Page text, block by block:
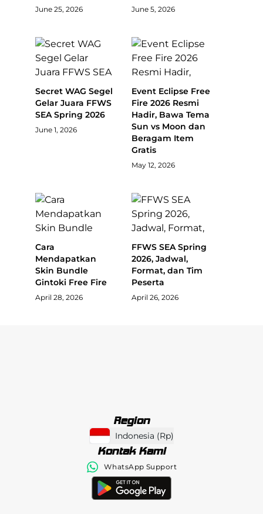
June 25, 2026 June 5, 2026
Secret WAG Segel
Gelar Juara FFWS
SEA Spring 2026
June 1, 2026
Event Eclipse Free
Fire 2026 Resmi
Hadir, Bawa Tema
Sun vs Moon dan
Beragam Item
Gratis
May 12, 2026
Cara
Mendapatkan
Skin Bundle
Gintoki Free Fire
April 28, 2026
FFWS SEA Spring
2026, Jadwal,
Format, dan Tim
Peserta
April 26, 2026
Region
Indonesia (Rp)
Kontak Kami
WhatsApp Support